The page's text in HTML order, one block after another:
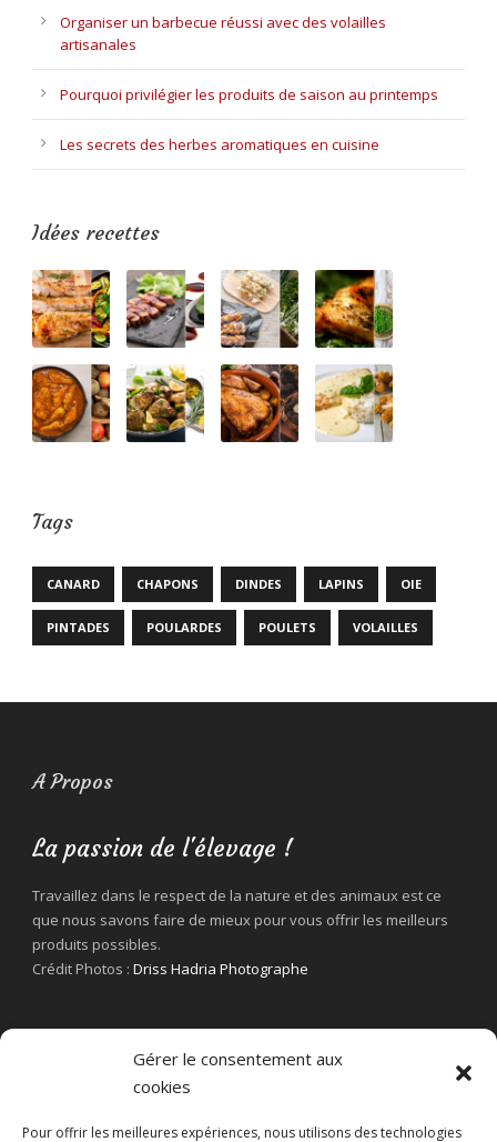
Gérer le consentement aux
cookies
Pour offrir les meilleures expériences, nous utilisons des technologies
Organiser un barbecue réussi avec des volailles
artisanales
Pourquoi privilégier les produits de saison au printemps
Les secrets des herbes aromatiques en cuisine
Idées recettes
Tags
CANARD CHAPONS DINDES LAPINS OIE
PINTADES POULARDES POULETS VOLAILLES
A Propos
La passion de l'élevage !
Travaillez dans le respect de la nature et des animaux est ce
que nous savons faire de mieux pour vous offrir les meilleurs
produits possibles.
Crédit Photos : Driss Hadria Photographe